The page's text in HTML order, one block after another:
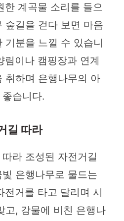
한 계곡물 소리를 들으
숲길을 걷다 보면 마음
기분을 느낄 수 있습니
림이나 캠핑장과 연계
취하며 은행나무의 아
습니다.
길 따라
라 조성된 자전거길
은행나무로 물드는
전거를 타고 달리며 시
고, 강물에 비친 은행나